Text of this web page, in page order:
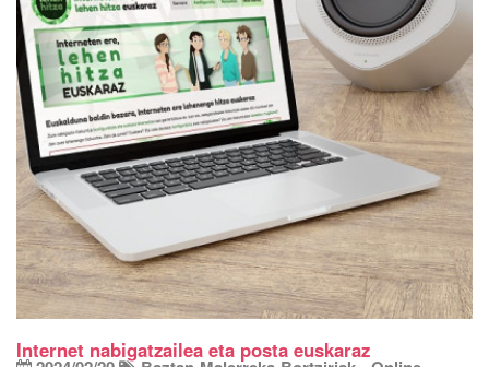
Internet nabigatzailea eta posta euskaraz